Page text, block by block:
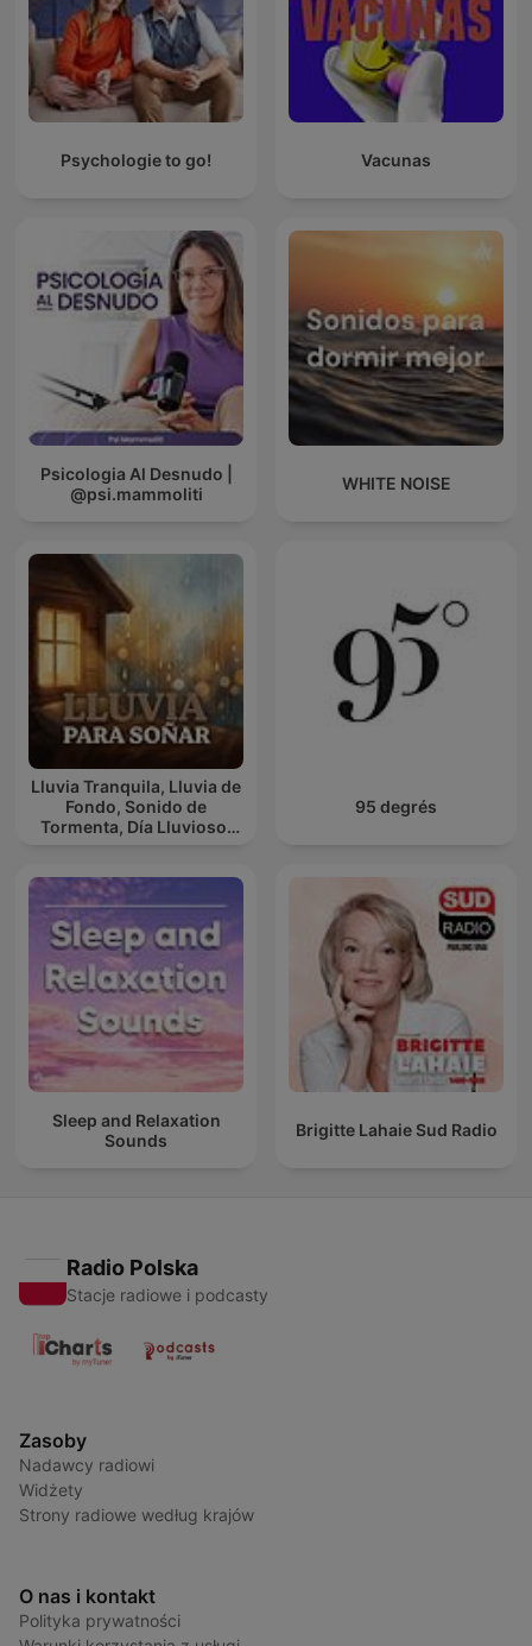
Psychologie to go! Vacunas
Psicologia Al Desnudo |
@psi.mammoliti
WHITE NOISE
Lluvia Tranquila, Lluvia de
Fondo, Sonido de
Tormenta, Día Lluvioso,
95 degrés
Sleep and Relaxation
Sounds
Brigitte Lahaie Sud Radio
Radio Polska
Stacje radiowe i podcasty
Zasoby
Nadawcy radiowi
Widżety
Strony radiowe według krajów
O nas i kontakt
Polityka prywatności